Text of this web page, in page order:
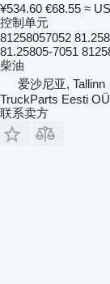
¥534.60 €68.55 ≈
控制单元
81258057052
81.25805-7051
柴油
爱沙尼亚, Tallinn
TruckParts Eesti OÜ
联系卖方